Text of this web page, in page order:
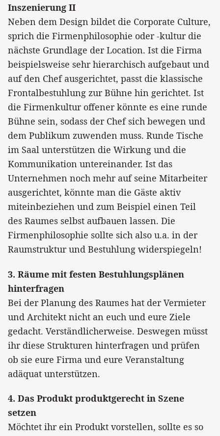
Inszenierung II
Neben dem Design bildet die Corporate Culture,
sprich die Firmenphilosophie oder -kultur die
nächste Grundlage der Location. Ist die Firma
beispielsweise sehr hierarchisch aufgebaut und
auf den Chef ausgerichtet, passt die klassische
Frontalbestuhlung zur Bühne hin gerichtet. Ist
die Firmenkultur offener könnte es eine runde
Bühne sein, sodass der Chef sich bewegen und
dem Publikum zuwenden muss. Runde Tische
im Saal unterstützen die Wirkung und die
Kommunikation untereinander. Ist das
Unternehmen noch mehr auf seine Mitarbeiter
ausgerichtet, könnte man die Gäste aktiv
miteinbeziehen und zum Beispiel einen Teil
des Raumes selbst aufbauen lassen. Die
Firmenphilosophie sollte sich also u.a. in der
Raumstruktur und Bestuhlung widerspiegeln!
3. Räume mit festen Bestuhlungsplänen
hinterfragen
Bei der Planung des Raumes hat der Vermieter
und Architekt nicht an euch und eure Ziele
gedacht. Verständlicherweise. Deswegen müsst
ihr diese Strukturen hinterfragen und prüfen
ob sie eure Firma und eure Veranstaltung
adäquat unterstützen.
4. Das Produkt produktgerecht in Szene
setzen
Möchtet ihr ein Produkt vorstellen, sollte es so